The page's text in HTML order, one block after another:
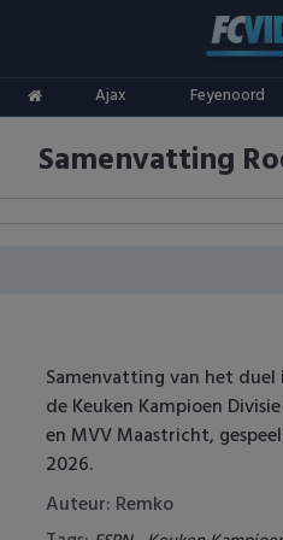
Ajax Feyenoord
ADO Den Haag
Ajax
FC Twente
FC Utrecht
Feyenoord
Competities
Eredivisie
Vrouwenvoetbal
Champions League
Europa League
Oranje
Samenvatting
Samenvatting van het duel
de Keuken Kampioen
en MVV Maastricht,
2026.
Auteur: Remko